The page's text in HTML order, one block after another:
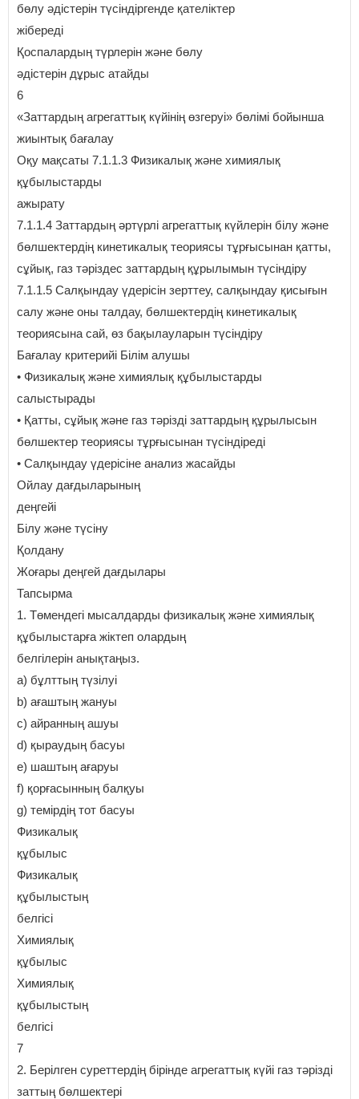
бөлу әдістерін түсіндіргенде қателіктер
жібереді
Қоспалардың түрлерін және бөлу
әдістерін дұрыс атайды
6
«Заттардың агрегаттық күйінің өзгеруі» бөлімі бойынша
жиынтық бағалау
Оқу мақсаты 7.1.1.3 Физикалық және химиялық
құбылыстарды
ажырату
7.1.1.4 Заттардың әртүрлі агрегаттық күйлерін білу және
бөлшектердің кинетикалық теориясы тұрғысынан қатты,
сұйық, газ тәріздес заттардың құрылымын түсіндіру
7.1.1.5 Салқындау үдерісін зерттеу, салқындау қисығын
салу және оны талдау, бөлшектердің кинетикалық
теориясына сай, өз бақылауларын түсіндіру
Бағалау критерийі Білім алушы
• Физикалық және химиялық құбылыстарды
салыстырады
• Қатты, сұйық және газ тәрізді заттардың құрылысын
бөлшектер теориясы тұрғысынан түсіндіреді
• Салқындау үдерісіне анализ жасайды
Ойлау дағдыларының
деңгейі
Білу және түсіну
Қолдану
Жоғары деңгей дағдылары
Тапсырма
1. Төмендегі мысалдарды физикалық және химиялық
құбылыстарға жіктеп олардың
белгілерін анықтаңыз.
a) бұлттың түзілуі
b) ағаштың жануы
c) айранның ашуы
d) қыраудың басуы
e) шаштың ағаруы
f) қорғасынның балқуы
g) темірдің тот басуы
Физикалық
құбылыс
Физикалық
құбылыстың
белгісі
Химиялық
құбылыс
Химиялық
құбылыстың
белгісі
7
2. Берілген суреттердің бірінде агрегаттық күйі газ тәрізді
заттың бөлшектері